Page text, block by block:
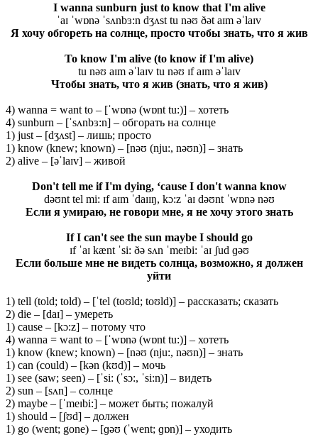
I wanna sunburn just to know that I'm alive
ˈaɪ ˈwɒnə ˈsʌnbɜ:n dʒʌst tu nəʊ ðət aɪm əˈlaɪv
Я хочу обгореть на солнце, просто чтобы знать, что я жив
To know I'm alive (to know if I'm alive)
tu nəʊ aɪm əˈlaɪv tu nəʊ ɪf aɪm əˈlaɪv
Чтобы знать, что я жив (знать, что я жив)
4) wanna = want to – [ˈwɒnə (wɒnt tu:)] – хотеть
4) sunburn – [ˈsʌnbɜ:n] – обгорать на солнце
1) just – [dʒʌst] – лишь; просто
1) know (knew; known) – [nəʊ (nju:, nəʊn)] – знать
2) alive – [əˈlaɪv] – живой
Don't tell me if I'm dying, ‘cause I don't wanna know
dəʊnt tel mi: ɪf aɪm ˈdaɪɪŋ, kɔ:z ˈaɪ dəʊnt ˈwɒnə nəʊ
Если я умираю, не говори мне, я не хочу этого знать
If I can't see the sun maybe I should go
ɪf ˈaɪ kænt ˈsi: ðə sʌn ˈmeɪbi: ˈaɪ ʃud ɡəʊ
Если больше мне не видеть солнца, возможно, я должен
уйти
1) tell (told; told) – [ˈtel (toʊld; toʊld)] – рассказать; сказать
2) die – [daɪ] – умереть
1) cause – [kɔ:z] – потому что
4) wanna = want to – [ˈwɒnə (wɒnt tu:)] – хотеть
1) know (knew; known) – [nəʊ (nju:, nəʊn)] – знать
1) can (could) – [kən (kʊd)] – мочь
1) see (saw; seen) – [ˈsi: (ˈsɔ:, ˈsi:n)] – видеть
2) sun – [sʌn] – солнце
2) maybe – [ˈmeɪbi:] – может быть; пожалуй
1) should – [ʃʊd] – должен
1) go (went; gone) – [ɡəʊ (ˈwent; ɡɒn)] – уходить